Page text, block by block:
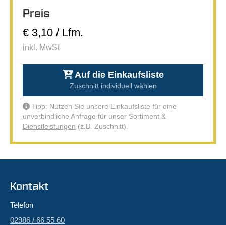
Preis
€ 3,10 / Lfm.
inkl. MwSt
Auf die Einkaufsliste
Zuschnitt individuell wählen
Tipp: Nutzen Sie unsere Einkaufsliste für eine
unverbindliche Anfrage für unser Sortiment &
Dienstleistungen (z.B. Zuschnitt).
Kontakt
Telefon
02986 / 66 55 60